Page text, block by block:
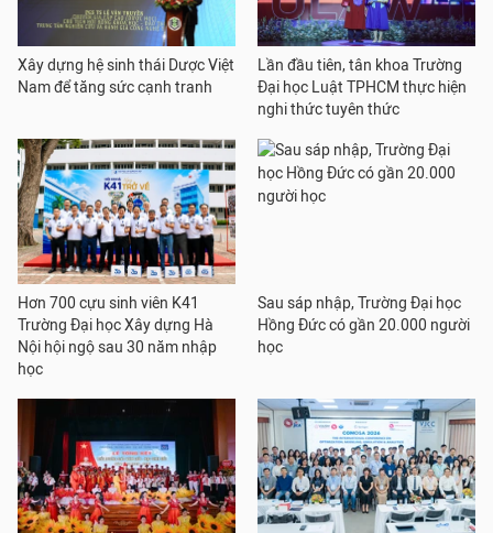
Xây dựng hệ sinh thái Dược Việt
Nam để tăng sức cạnh tranh
Lần đầu tiên, tân khoa Trường
Đại học Luật TPHCM thực hiện
nghi thức tuyên thức
Hơn 700 cựu sinh viên K41
Trường Đại học Xây dựng Hà
Nội hội ngộ sau 30 năm nhập
học
Sau sáp nhập, Trường Đại học
Hồng Đức có gần 20.000 người
học